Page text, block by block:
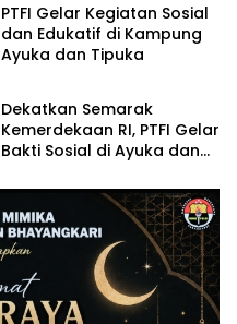
PTFI Gelar Kegiatan Sosial
dan Edukatif di Kampung
Ayuka dan Tipuka
Info Terbaru
Dekatkan Semarak
Kemerdekaan RI, PTFI Gelar
Bakti Sosial di Ayuka dan